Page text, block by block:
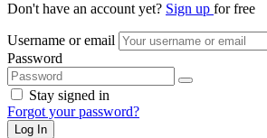
Don't have an account yet? Sign up for free
Username or email
Password
Stay signed in
Forgot your password?
Log In